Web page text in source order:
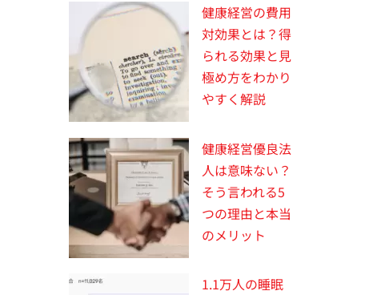
健康経営の費用
対効果とは？得
られる効果と見
極め方をわかり
やすく解説
健康経営優良法
人は意味ない？
そう言われる5
つの理由と本当
のメリット
1.1万人の睡眠